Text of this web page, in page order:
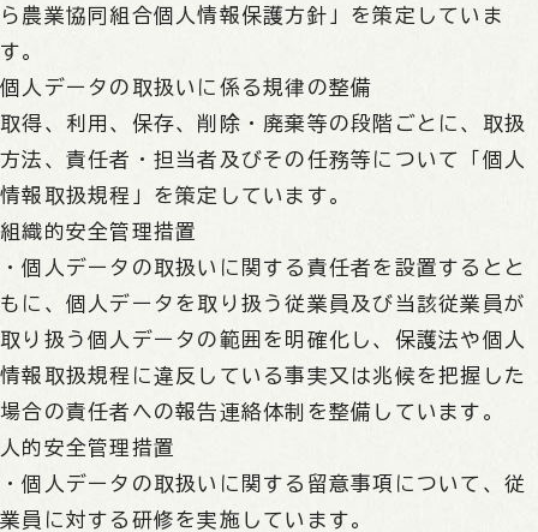
ら農業協同組合個人情報保護方針」を策定していま
す。
個人データの取扱いに係る規律の整備
取得、利用、保存、削除・廃棄等の段階ごとに、取扱
方法、責任者・担当者及びその任務等について「個人
情報取扱規程」を策定しています。
組織的安全管理措置
・個人データの取扱いに関する責任者を設置するとと
もに、個人データを取り扱う従業員及び当該従業員が
取り扱う個人データの範囲を明確化し、保護法や個人
情報取扱規程に違反している事実又は兆候を把握した
場合の責任者への報告連絡体制を整備しています。
人的安全管理措置
・個人データの取扱いに関する留意事項について、従
業員に対する研修を実施しています。